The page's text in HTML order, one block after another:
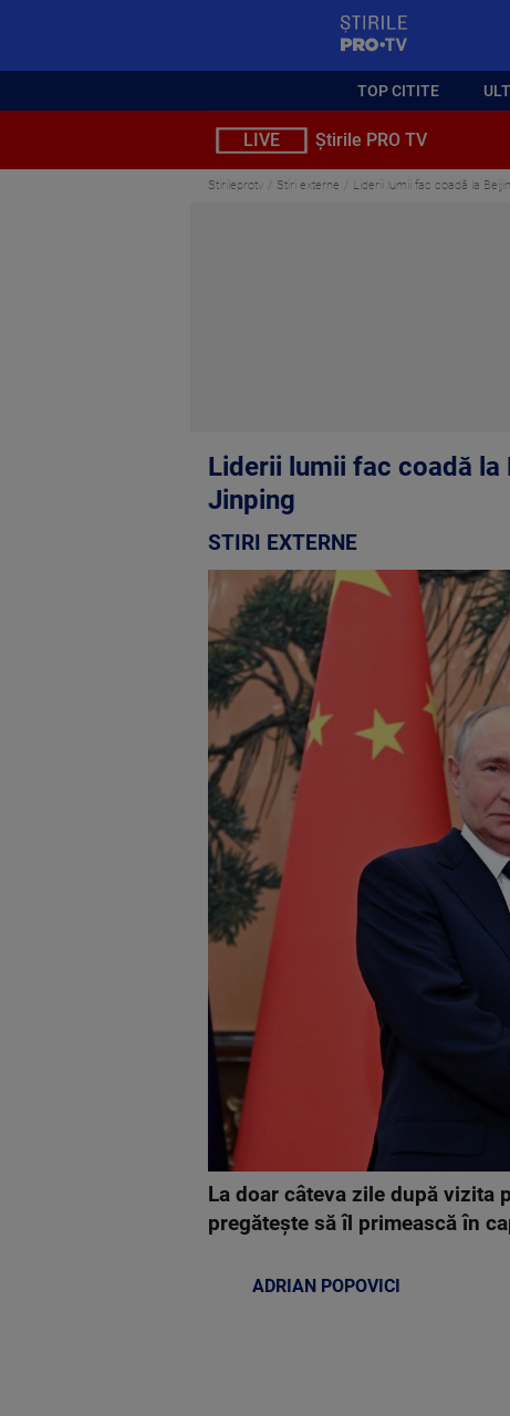
TOP CITITE
LIVE Știrile PRO TV
Stirileprotv Stiri externe Liderii lumii fac coadă la
Liderii lumii fac coadă la
Jinping
STIRI EXTERNE
La doar câteva zile după
pregătește să îl primească în
ADRIAN POPOVICI